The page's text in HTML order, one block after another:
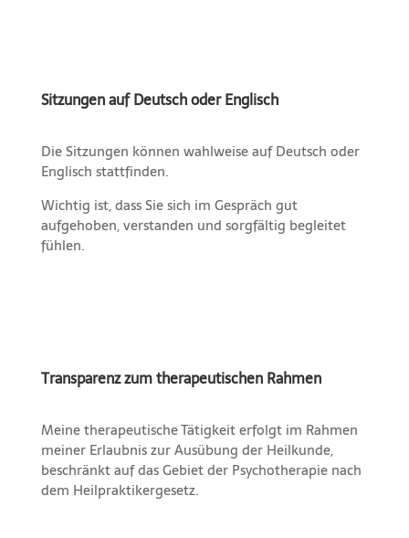
Sitzungen auf Deutsch oder Englisch
Die Sitzungen können wahlweise auf Deutsch oder
Englisch stattfinden.
Wichtig ist, dass Sie sich im Gespräch gut
aufgehoben, verstanden und sorgfältig begleitet
fühlen.
Transparenz zum therapeutischen Rahmen
Meine therapeutische Tätigkeit erfolgt im Rahmen
meiner Erlaubnis zur Ausübung der Heilkunde,
beschränkt auf das Gebiet der Psychotherapie nach
dem Heilpraktikergesetz.